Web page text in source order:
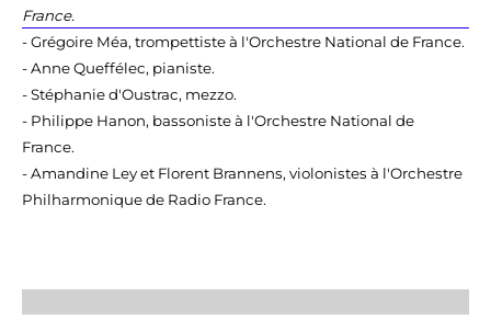
France.
- Grégoire Méa, trompettiste à l'Orchestre National de France.
- Anne Queffélec, pianiste.
- Stéphanie d'Oustrac, mezzo.
- Philippe Hanon, bassoniste à l'Orchestre National de
France.
- Amandine Ley et Florent Brannens, violonistes à l'Orchestre
Philharmonique de Radio France.